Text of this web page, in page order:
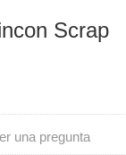
Scrap
una pregunta